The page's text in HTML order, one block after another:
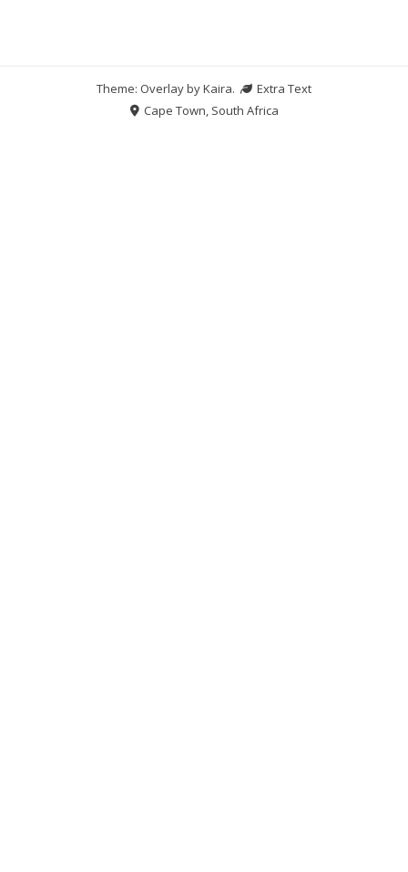
Theme: Overlay byKaira.
Extra Text
Cape Town, South Africa